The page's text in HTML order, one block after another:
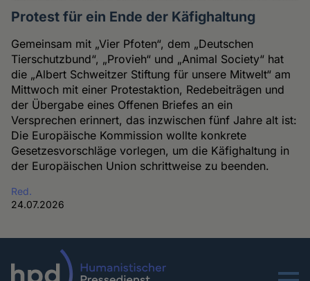
Protest für ein Ende der Käfighaltung
Gemeinsam mit „Vier Pfoten“, dem „Deutschen
Tierschutzbund“, „Provieh“ und „Animal Society“ hat
die „Albert Schweitzer Stiftung für unsere Mitwelt“ am
Mittwoch mit einer Protestaktion, Redebeiträgen und
der Übergabe eines Offenen Briefes an ein
Versprechen erinnert, das inzwischen fünf Jahre alt ist:
Die Europäische Kommission wollte konkrete
Gesetzesvorschläge vorlegen, um die Käfighaltung in
der Europäischen Union schrittweise zu beenden.
Red.
24.07.2026